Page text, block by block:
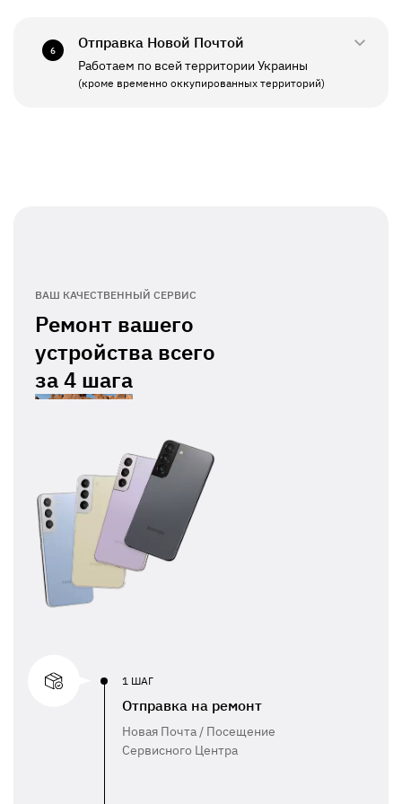
ПН - ПТ
11:00 - 19:00
Выходной
6 Отправка Новой Почтой
Работаем по всей территории Украины
(кроме временно оккупированных территорий)
ВАШ КАЧЕСТВЕННЫЙ СЕРВИС
Ремонт вашего
устройства всего
за4 шага
1 ШАГ
Отправка на ремонт
Новая Почта / Посещение
Сервисного Центра